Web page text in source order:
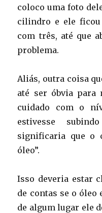
coloco uma foto
cilindro e ele ficou
com três, até que
problema.
Aliás, outra coisa
até ser óbvia para
cuidado com o
estivesse
significaria que o
óleo”.
Isso deveria estar
de contas se o óleo
de algum lugar ele